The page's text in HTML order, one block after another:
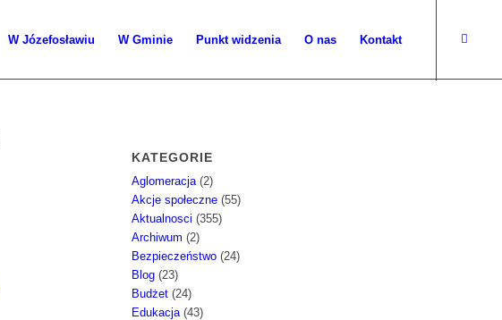
W Józefosławiu W Gminie Punkt widzenia O nas Kontakt
KATEGORIE
Aglomeracja(2)
Akcje społeczne (55)
Aktualnosci (355)
Archiwum (2)
Bezpieczeństwo (24)
Blog (23)
Budżet (24)
Edukacja(43)